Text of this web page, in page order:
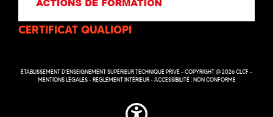
CERTIFICAT QUALIOPI
ÉTABLISSEMENT D’ENSEIGNEMENT SUPÉRIEUR TECHNIQUE PRIVÉ - COPYRIGHT @ 2026 CLCF -
MENTIONS LÉGALES- RÉGLEMENT INTÉRIEUR-ACCESSIBILITÉ : NON CONFORME